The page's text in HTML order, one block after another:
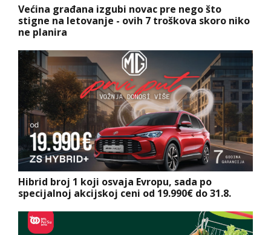
Većina građana izgubi novac pre nego što
stigne na letovanje - ovih 7 troškova skoro niko
ne planira
Hibrid broj 1 koji osvaja Evropu, sada po
specijalnoj akcijskoj ceni od 19.990€ do 31.8.